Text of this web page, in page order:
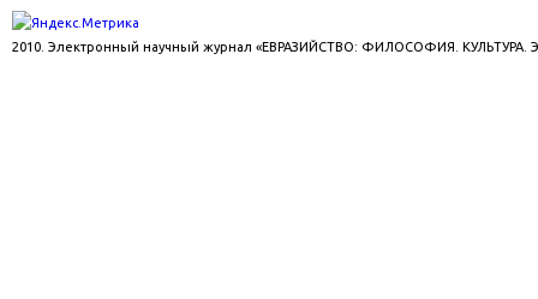
2010. Электронный научный журнал «ЕВРАЗИЙСТВО: ФИЛОСОФИЯ. КУЛЬТУРА.